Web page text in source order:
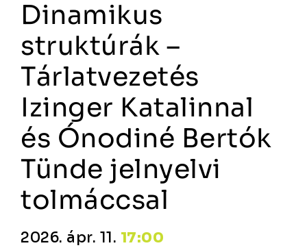
Dinamikus
struktúrák –
Tárlatvezetés
Izinger Katalinnal
és Ónodiné Bertók
Tünde jelnyelvi
tolmáccsal
2026. ápr. 11. 17:00